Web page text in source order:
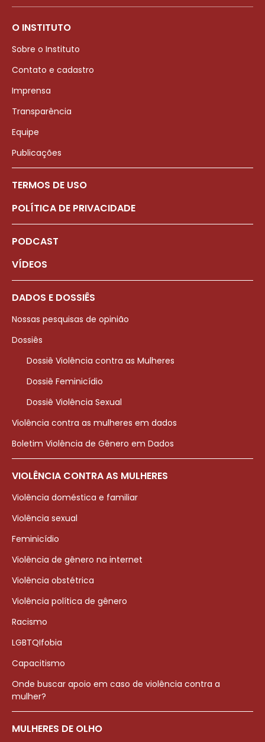
O INSTITUTO
Sobre o Instituto
Contato e cadastro
Imprensa
Transparência
Equipe
Publicações
TERMOS DE USO
POLÍTICA DE PRIVACIDADE
PODCAST
VÍDEOS
DADOS E DOSSIÊS
Nossas pesquisas de opinião
Dossiês
Dossiê Violência contra as Mulheres
Dossiê Feminicídio
Dossiê Violência Sexual
Violência contra as mulheres em dados
Boletim Violência de Gênero em Dados
VIOLÊNCIA CONTRA AS MULHERES
Violência doméstica e familiar
Violência sexual
Feminicídio
Violência de gênero na internet
Violência obstétrica
Violência política de gênero
Racismo
LGBTQIfobia
Capacitismo
Onde buscar apoio em caso de violência contra a
mulher?
MULHERES DE OLHO